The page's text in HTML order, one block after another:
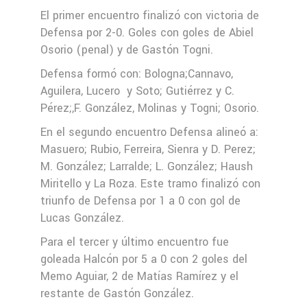
El primer encuentro finalizó con victoria de
Defensa por 2-0. Goles con goles de Abiel
Osorio (penal) y de Gastón Togni.
Defensa formó con: Bologna;Cannavo,
Aguilera, Lucero y Soto; Gutiérrez y C.
Pérez;,F. González, Molinas y Togni; Osorio.
En el segundo encuentro Defensa alineó a:
Masuero; Rubio, Ferreira, Sienra y D. Perez;
M. González; Larralde; L. González; Haush
Miritello y La Roza. Este tramo finalizó con
triunfo de Defensa por 1 a 0 con gol de
Lucas González.
Para el tercer y último encuentro fue
goleada Halcón por 5 a 0 con 2 goles del
Memo Aguiar, 2 de Matías Ramírez y el
restante de Gastón González.